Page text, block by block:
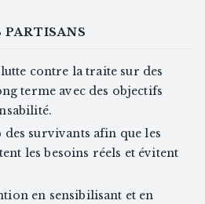
contre la traite sur des
terme avec des objectifs
survivants afin que les
les besoins réels et évitent
en sensibilisant et en